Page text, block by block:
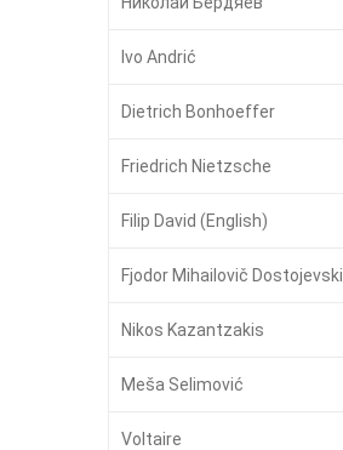
Ivo Andrić
Dietrich Bonhoeffer
Friedrich Nietzsche
Filip David (English)
Fjodor Mihailovič Dostojevski
Nikos Kazantzakis
Meša Selimović
Voltaire